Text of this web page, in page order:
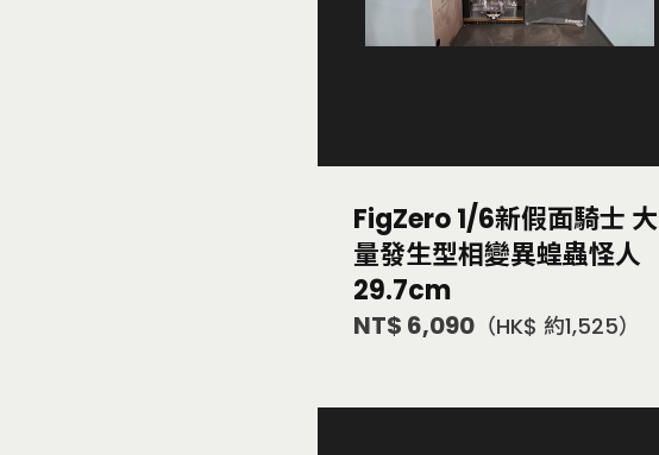
FigZero 1/6新假面騎士 大
量發生型相變異蝗蟲怪人
29.7cm
NT$ 6,090 （HK$ 約1,525）